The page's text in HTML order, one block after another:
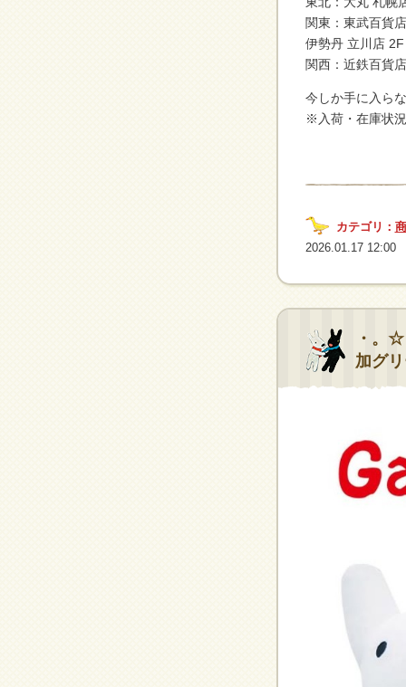
関東：東武百貨
伊勢丹 立川店 2F
関西：近鉄百貨
今しか手に入ら
※入荷・在庫状
カテゴリ：
2026.01.17 12:00
・。
加グ